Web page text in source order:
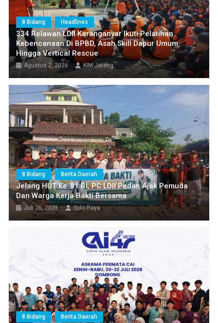
8 Bidang Headlines
334 Relawan LDII Karanganyar Ikuti Pelatihan
Kebencanaan Di BPBD, Asah Skill Dapur Umum
Hingga Vertical Rescue
Agustus 2, 2026 KIM Jateng
8 Bidang Berita Daerah
Jelang HUT Ke-81 RI, PC LDII Pedan Ajak Pemuda
Dan Warga Kerja Bakti Bersama
Juli 26, 2026 Solo Raya
8 Bidang Berita Daerah